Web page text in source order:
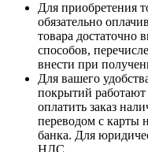
Для приобретения
обязательно
товара достаточно
способов,
внести при
Для вашего
покрытий
оплатить заказ
переводом с карты
банка. Для